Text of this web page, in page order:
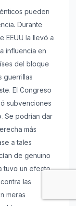
pueden
Durante
EEUU la llevó a
influencia en
del bloque
guerrillas
El Congreso
subvenciones
Se podrían dar
más
a tales
de genuino
tuvo un efecto
las
meras